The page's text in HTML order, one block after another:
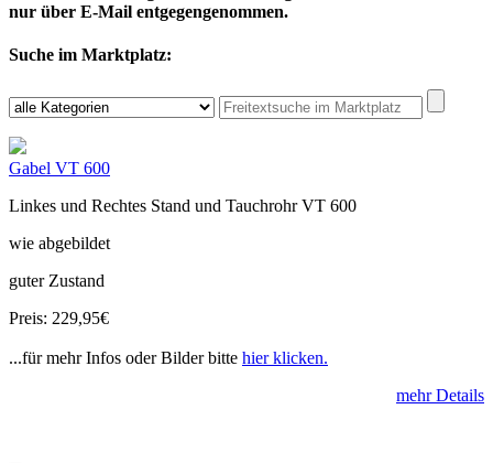
nur über E-Mail entgegengenommen.
Suche im Marktplatz:
Gabel VT 600
Linkes und Rechtes Stand und Tauchrohr VT 600
wie abgebildet
guter Zustand
Preis: 229,95€
...für mehr Infos oder Bilder bitte hier klicken.
mehr Details